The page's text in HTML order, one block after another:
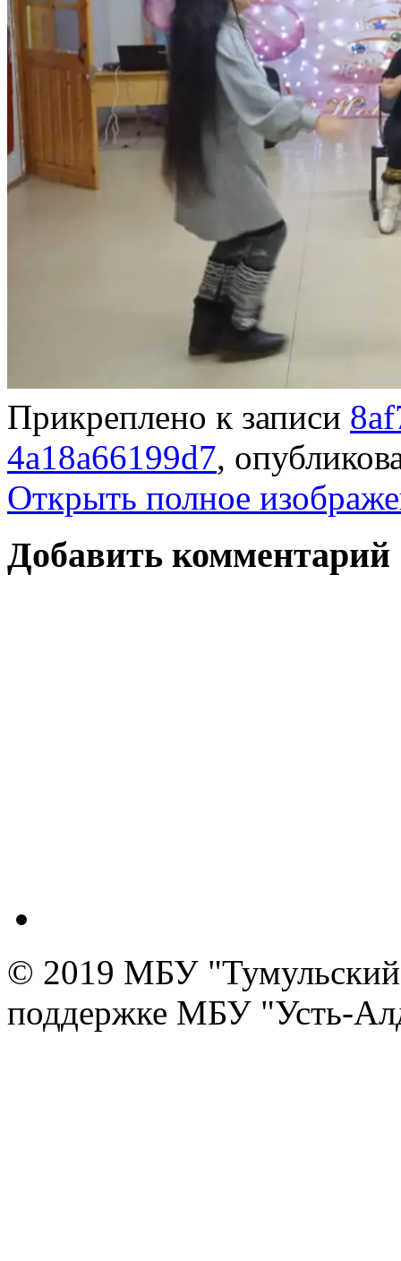
Прикреплено к записи
4a18a66199d7,
Открыть полное
Добавить комментарий
© 2019 МБУ "Тумульский
поддержке МБУ "Усть-